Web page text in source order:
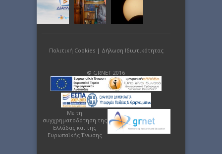
Πολιτική Cookies| Δήλωση Ιδιωτικότητας
© GRNET 2016
Με τη
συγχρηματοδότηση της
Ελλάδας και της
Ευρωπαϊκής Ένωσης